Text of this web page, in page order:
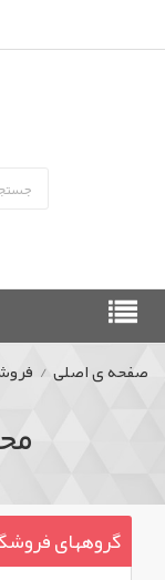
صفحه ی اصلی /
گروههای